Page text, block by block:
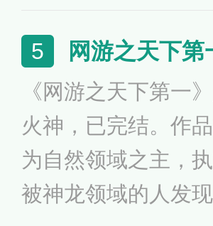
玩家余洛晟在电子
巅峰的故事。作者“
子竞技小说大神，
万。堪称网络文学
5 网游之天下第
《网游之天下第一
火神，已完结。作
为自然领域之主，
被神龙领域的人发